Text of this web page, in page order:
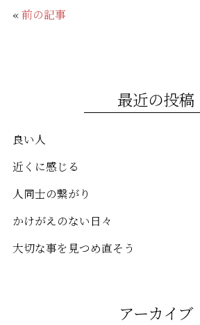
e
«前の記事
最近の投稿
良い人
近くに感じる
人同士の繋がり
かけがえのない日々
大切な事を見つめ直そう
アーカイブ